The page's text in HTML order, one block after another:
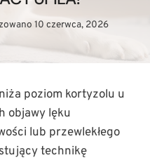
10 czerwca, 2026
poziom kortyzolu u
objawy lęku
lub przewlekłego
technikę